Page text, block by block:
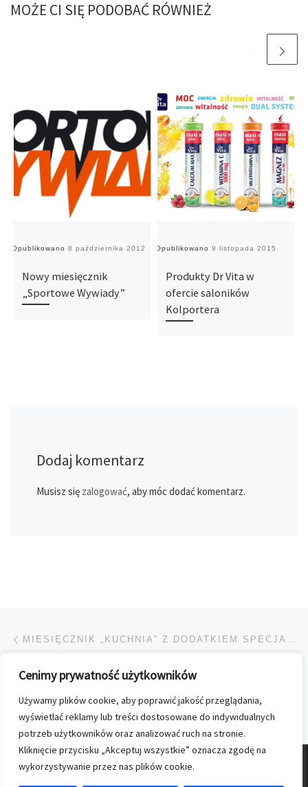
Cenimy prywatność użytkowników
Używamy plików cookie, aby poprawić jakość przeglądania,
wyświetlać reklamy lub treści dostosowane do indywidualnych
potrzeb użytkowników oraz analizować ruch na stronie.
Kliknięcie przycisku „Akceptuj wszystkie” oznacza zgodę na
wykorzystywanie przez nas plików cookie.
MOŻE CI SIĘ PODOBAĆ RÓWNIEŻ
Opublikowano 8 października 2012
Nowy miesięcznik
„Sportowe Wywiady”
Opublikowano 9 listopada 2015
Produkty Dr Vita w
ofercie saloników
Kolportera
Dodaj komentarz
Musisz się zalogować, aby móc dodać komentarz.
Przeglądanie Wpisów MIESIĘCZNIK „KUCHNIA” Z DODATKIEM SPECJALNYM „GRILL”
POWRÓT DO LISTY
W MAJOWYM WYDANIU „CLAUDII”
© 2026 Nasz Kolporter – Wszelkie prawa zastrzezone